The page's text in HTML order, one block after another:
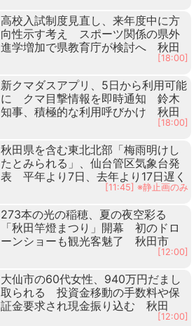
高校入試制度見直し、来年度中に方
向性示す考え スポーツ関係の県外
進学増加で県教育庁が検討へ 秋田
[18:00]
新クマダスアプリ、5日から利用可能
に クマ目撃情報を即時通知 鈴木
知事、積極的な利用呼びかけ 秋田
[18:00]
秋田県を含む東北北部「梅雨明けし
たとみられる」、仙台管区気象台発
表 平年より7日、去年より17日遅く
[11:45] ※静止画のみ
273本の光の稲穂、夏の夜空彩る
「秋田竿燈まつり」開幕 初のドロ
ーンショーも観光客魅了 秋田市
[12:00]
大仙市の60代女性、940万円だまし
取られる 投資金移動の手数料や保
証金要求され現金振り込む 秋田
[12:00]